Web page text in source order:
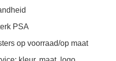
PSA
op voorraad/op maat